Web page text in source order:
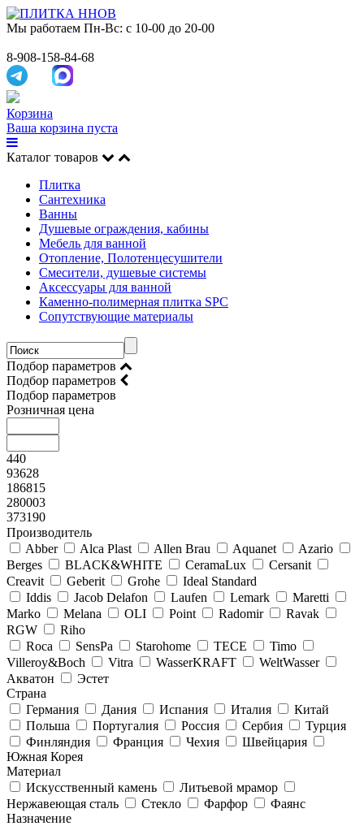
Мы работаем Пн-Вс: с 10-00 до 20-00
8-908-158-84-68
Корзина
Ваша корзина пуста
Каталог товаров
Плитка
Сантехника
Ванны
Душевые ограждения, кабины
Мебель для ванной
Отопление, Полотенцесушители
Смесители, душевые системы
Аксессуары для ванной
Каменно-полимерная плитка SPC
Сопутствующие материалы
Подбор параметров
Подбор параметров
Подбор параметров
Розничная цена
440
93628
186815
280003
373190
Производитель
Abber
Alca Plast Allen Brau Aquanet
Azario
Berges
BLACK&WHITE CeramaLux
Cersanit
Creavit
Geberit Grohe
Ideal Standard
Iddis
Jacob Delafon Laufen Lemark
Maretti
Marko
Melana OLI Point Radomir
Ravak
RGW
Riho
Roca
SensPa Starohome TECE
Timo
Villeroy&Boсh
Vitra WasserKRAFT
WeltWasser
Акватон
Эстет
Страна
Германия
Дания Испания Италия
Китай
Польша
Португалия Россия Сербия
Турция
Финляндия
Франция Чехия
Швейцария
Южная Корея
Материал
Искусственный камень
Литьевой мрамор
Нержавеющая сталь
Стекло Фарфор
Фаянс
Назначение